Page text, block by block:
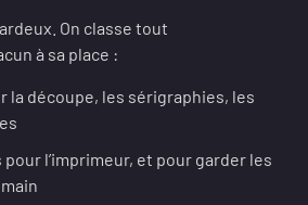
On classe tout
à sa place :
la découpe, les sérigraphies, les
pour l’imprimeur, et pour garder les